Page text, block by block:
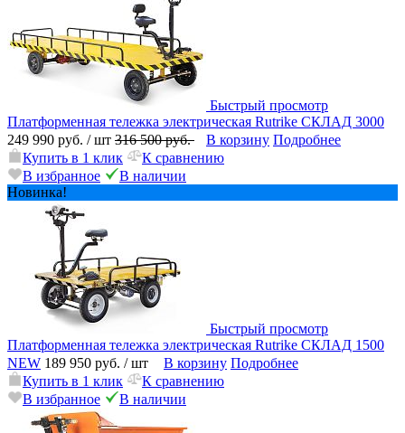
Быстрый просмотр
Платформенная тележка электрическая Rutrike СКЛАД 3000
249 990 руб. / шт 316 500 руб. В корзину Подробнее
Купить в 1 клик
К сравнению
В избранное
В наличии
Новинка!
Быстрый просмотр
Платформенная тележка электрическая Rutrike СКЛАД 1500
NEW 189 950 руб. / шт В корзину Подробнее
Купить в 1 клик
К сравнению
В избранное
В наличии